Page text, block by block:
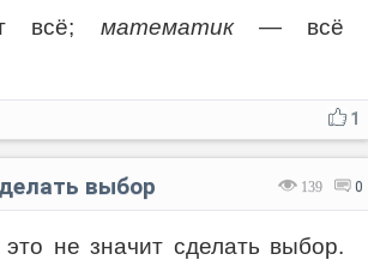
всё; математик— всё
1
139 0
выбор
не значит сделать выбор.